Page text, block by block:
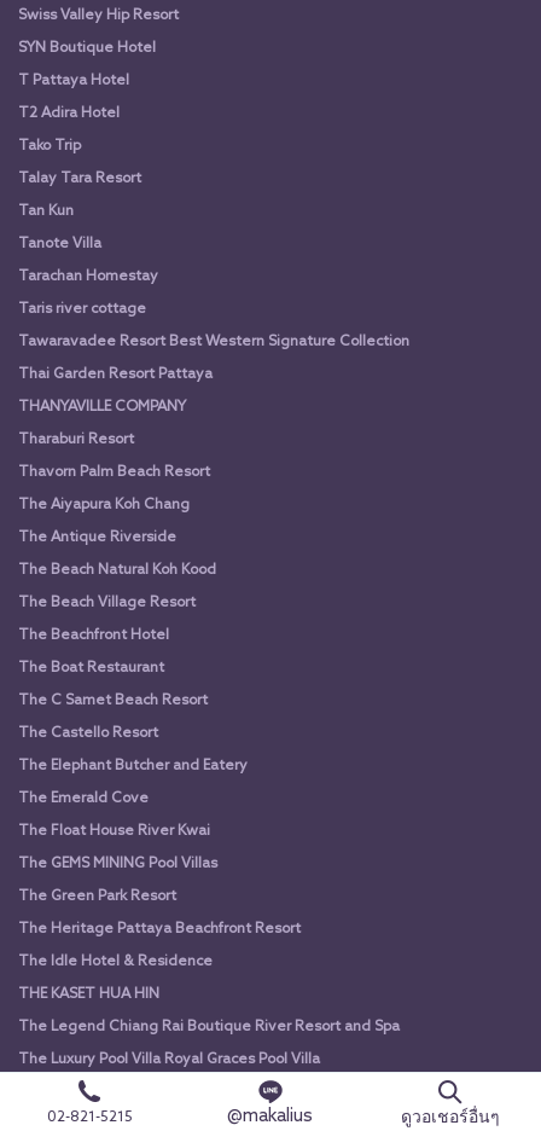
Swiss Valley Hip Resort
SYN Boutique Hotel
T Pattaya Hotel
T2 Adira Hotel
Tako Trip
Talay Tara Resort
Tan Kun
Tanote Villa
Tarachan Homestay
Taris river cottage
Tawaravadee Resort Best Western Signature Collection
Thai Garden Resort Pattaya
THANYAVILLE COMPANY
Tharaburi Resort
Thavorn Palm Beach Resort
The Aiyapura Koh Chang
The Antique Riverside
The Beach Natural Koh Kood
The Beach Village Resort
The Beachfront Hotel
The Boat Restaurant
The C Samet Beach Resort
The Castello Resort
The Elephant Butcher and Eatery
The Emerald Cove
The Float House River Kwai
The GEMS MINING Pool Villas
The Green Park Resort
The Heritage Pattaya Beachfront Resort
The Idle Hotel & Residence
THE KASET HUA HIN
The Legend Chiang Rai Boutique River Resort and Spa
The Luxury Pool Villa Royal Graces Pool Villa
The Mangrove by Blu Monkey
02-821-5215 @makalius ดูวอเชอร์อื่นๆ